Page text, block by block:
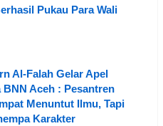
Pukau Para Wali
Al-Falah Gelar Apel
BNN Aceh : Pesantren
Menuntut Ilmu, Tapi
Karakter